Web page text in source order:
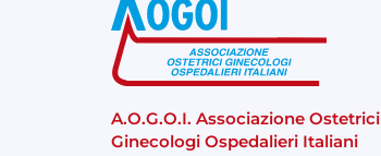
A.O.G.O.I. Associazione Ostetrici
Ginecologi Ospedalieri Italiani